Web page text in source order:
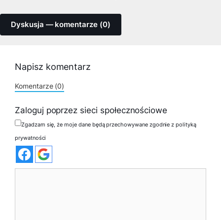
Dyskusja — komentarze (0)
Napisz komentarz
Komentarze (0)
Zaloguj poprzez sieci społecznościowe
Zgadzam się, że moje dane będą przechowywane zgodnie z polityką
prywatności